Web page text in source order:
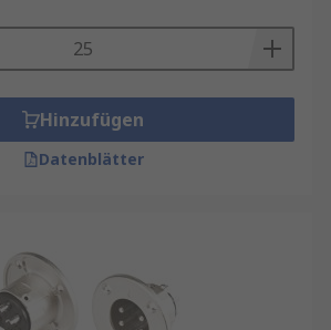
Hinzufügen
Datenblätter